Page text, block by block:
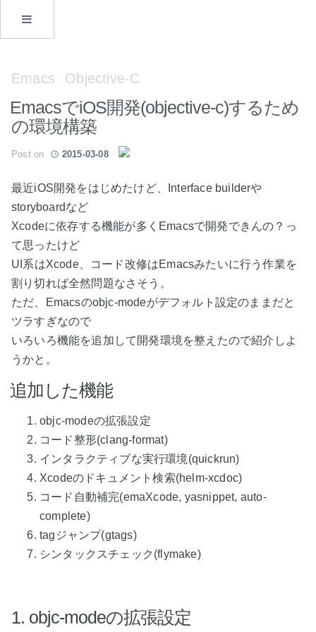
Emacs Objective-C
EmacsでiOS開発(objective-c)するため
の環境構築
Post on 2015-03-08
最近iOS開発をはじめたけど、Interface builderや
storyboardなど
Xcodeに依存する機能が多くEmacsで開発できんの？っ
て思ったけど
UI系はXcode、コード改修はEmacsみたいに行う作業を
割り切れば全然問題なさそう。
ただ、Emacsのobjc-modeがデフォルト設定のままだと
ツラすぎなので
いろいろ機能を追加して開発環境を整えたので紹介しよ
うかと。
追加した機能
objc-modeの拡張設定
コード整形(clang-format)
インタラクティブな実行環境(quickrun)
Xcodeのドキュメント検索(helm-xcdoc)
コード自動補完(emaXcode, yasnippet, auto-
complete)
tagジャンプ(gtags)
シンタックスチェック(flymake)
1. objc-modeの拡張設定